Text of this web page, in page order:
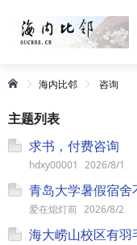
海内比邻 咨询
主题列表
求书，付费咨询
hdxy00001 2026/8/1
青岛大学暑假宿舍
爱在熄灯前 2026/8/2
海大崂山校区有羽